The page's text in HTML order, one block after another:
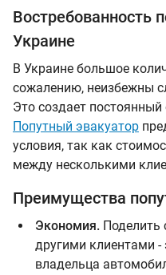
Востребованность
Украине
В Украине большое
сожалению, неизбежны
Это создает постоянный
Попутный эвакуатор
условия, так как
между несколькими
Преимущества
Экономия. Поделить
другими клиентами
владельца